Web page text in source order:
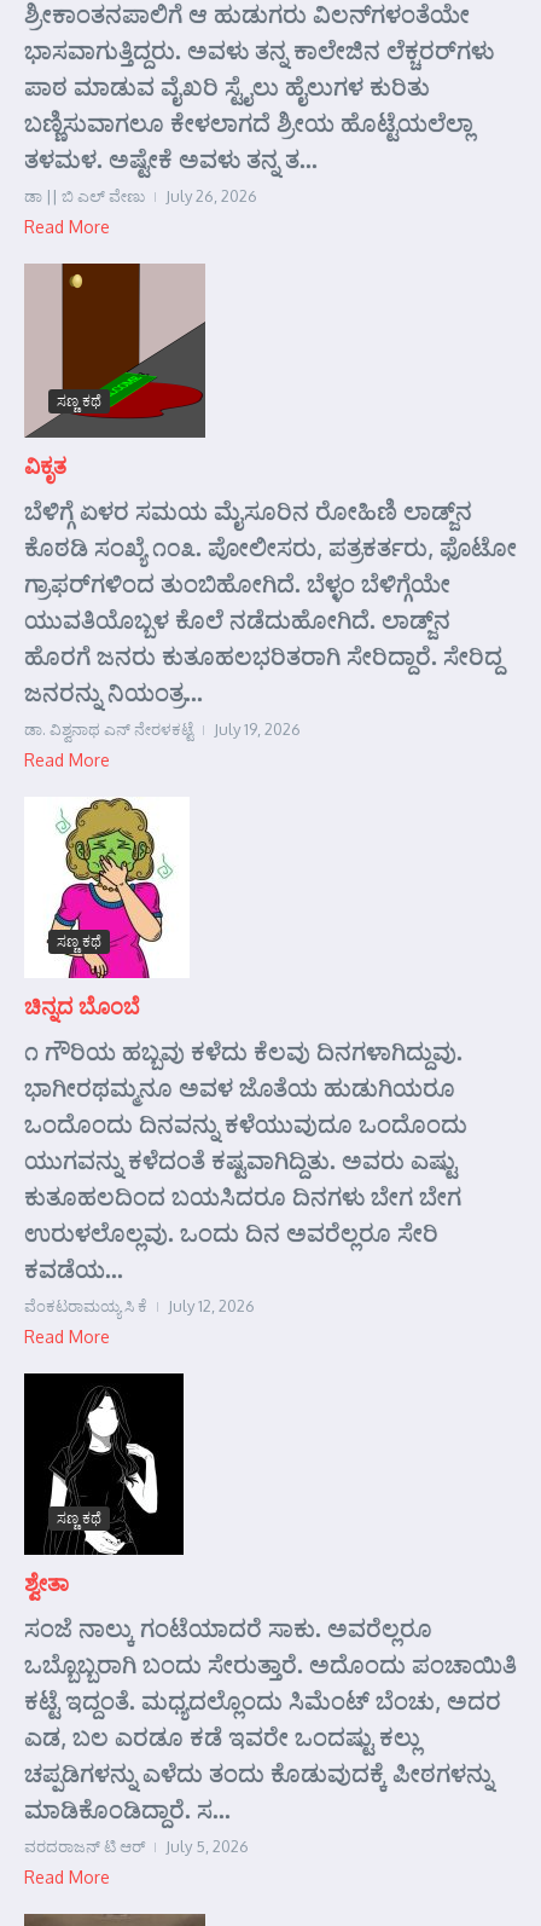
ಶ್ರೀಕಾಂತನಪಾಲಿಗೆ ಆ ಹುಡುಗರು ವಿಲನ್‌ಗಳಂತೆಯೇ
ಭಾಸವಾಗುತ್ತಿದ್ದರು. ಅವಳು ತನ್ನ ಕಾಲೇಜಿನ ಲೆಕ್ಚರರ್‌ಗಳು
ಪಾಠ ಮಾಡುವ ವೈಖರಿ ಸ್ಟೈಲು ಹೈಲುಗಳ ಕುರಿತು
ಬಣ್ಣಿಸುವಾಗಲೂ ಕೇಳಲಾಗದೆ ಶ್ರೀಯ ಹೊಟ್ಟೆಯಲೆಲ್ಲಾ
ತಳಮಳ. ಅಷ್ಟೇಕೆ ಅವಳು ತನ್ನ ತ...
ಡಾ || ಬಿ ಎಲ್ ವೇಣು July 26, 2026
Read More
ಸಣ್ಣ ಕಥೆ
ವಿಕೃತ
ಬೆಳಿಗ್ಗೆ ಏಳರ ಸಮಯ ಮೈಸೂರಿನ ರೋಹಿಣಿ ಲಾಡ್ಜ್‌ನ
ಕೊಠಡಿ ಸಂಖ್ಯೆ ೧೦೩. ಪೋಲೀಸರು, ಪತ್ರಕರ್ತರು, ಫೊಟೋ
ಗ್ರಾಫರ್‌ಗಳಿಂದ ತುಂಬಿಹೋಗಿದೆ. ಬೆಳ್ಳಂ ಬೆಳಿಗ್ಗೆಯೇ
ಯುವತಿಯೊಬ್ಬಳ ಕೊಲೆ ನಡೆದುಹೋಗಿದೆ. ಲಾಡ್ಜ್‌ನ
ಹೊರಗೆ ಜನರು ಕುತೂಹಲಭರಿತರಾಗಿ ಸೇರಿದ್ದಾರೆ. ಸೇರಿದ್ದ
ಜನರನ್ನು ನಿಯಂತ್ರ...
ಡಾ. ವಿಶ್ವನಾಥ ಎನ್ ನೇರಳಕಟ್ಟೆ July 19, 2026
Read More
ಸಣ್ಣ ಕಥೆ
ಚಿನ್ನದ ಬೊಂಬೆ
೧ ಗೌರಿಯ ಹಬ್ಬವು ಕಳೆದು ಕೆಲವು ದಿನಗಳಾಗಿದ್ದುವು.
ಭಾಗೀರಥಮ್ಮನೂ ಅವಳ ಜೊತೆಯ ಹುಡುಗಿಯರೂ
ಒಂದೊಂದು ದಿನವನ್ನು ಕಳೆಯುವುದೂ ಒಂದೊಂದು
ಯುಗವನ್ನು ಕಳೆದಂತೆ ಕಷ್ಟವಾಗಿದ್ದಿತು. ಅವರು ಎಷ್ಟು
ಕುತೂಹಲದಿಂದ ಬಯಸಿದರೂ ದಿನಗಳು ಬೇಗ ಬೇಗ
ಉರುಳಲೊಲ್ಲವು. ಒಂದು ದಿನ ಅವರೆಲ್ಲರೂ ಸೇರಿ
ಕವಡೆಯ...
ವೆಂಕಟರಾಮಯ್ಯ ಸಿ ಕೆ July 12, 2026
Read More
ಸಣ್ಣ ಕಥೆ
ಶ್ವೇತಾ
ಸಂಜೆ ನಾಲ್ಕು ಗಂಟೆಯಾದರೆ ಸಾಕು. ಅವರೆಲ್ಲರೂ
ಒಬ್ಬೊಬ್ಬರಾಗಿ ಬಂದು ಸೇರುತ್ತಾರೆ. ಅದೊಂದು ಪಂಚಾಯಿತಿ
ಕಟ್ಟೆ ಇದ್ದಂತೆ. ಮಧ್ಯದಲ್ಲೊಂದು ಸಿಮೆಂಟ್ ಬೆಂಚು, ಅದರ
ಎಡ, ಬಲ ಎರಡೂ ಕಡೆ ಇವರೇ ಒಂದಷ್ಟು ಕಲ್ಲು
ಚಪ್ಪಡಿಗಳನ್ನು ಎಳೆದು ತಂದು ಕೊಡುವುದಕ್ಕೆ ಪೀಠಗಳನ್ನು
ಮಾಡಿಕೊಂಡಿದ್ದಾರೆ. ಸ...
ವರದರಾಜನ್ ಟಿ ಆರ್ July 5, 2026
Read More